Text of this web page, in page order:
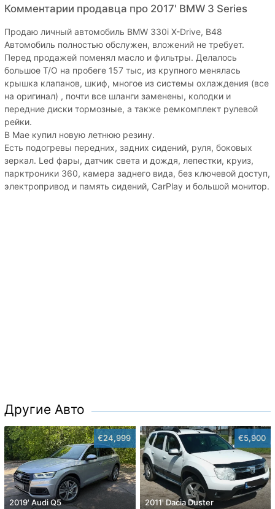
Комментарии продавца про 2017' BMW 3 Series
Продаю личный автомобиль BMW 330i X-Drive, B48
Автомобиль полностью обслужен, вложений не требует.
Перед продажей поменял масло и фильтры. Делалось
большое Т/О на пробеге 157 тыс, из крупного менялась
крышка клапанов, шкиф, многое из системы охлаждения (все
на оригинал) , почти все шланги заменены, колодки и
передние диски тормозные, а также ремкомплект рулевой
рейки.
В Мае купил новую летнюю резину.
Есть подогревы передних, задних сидений, руля, боковых
зеркал. Led фары, датчик света и дождя, лепестки, круиз,
парктроники 360, камера заднего вида, без ключевой доступ,
электропривод и память сидений, CarPlay и большой монитор.
Другие Авто
€24,999
2019' Audi Q5
€5,900
2011' Dacia Duster